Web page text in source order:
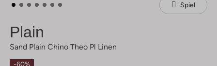
Spiel
Plain
Sand Plain Chino Theo Pl Linen
-60%